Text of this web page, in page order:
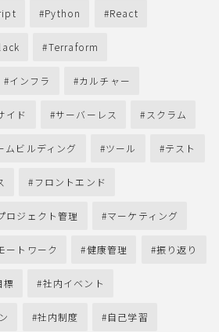
Python React
Terraform
インフラ カルチャー
イド サーバーレス スクラム
ムビルディング ツール テスト
フロントエンド
ロジェクト管理 マーケティング
ートワーク 健康管理 振り返り
標 社内イベント
社内制度 自己学習